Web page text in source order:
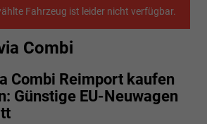
Fahrzeug ist leider nicht verfügbar.
Combi
Combi Reimport kaufen
Günstige EU-Neuwagen